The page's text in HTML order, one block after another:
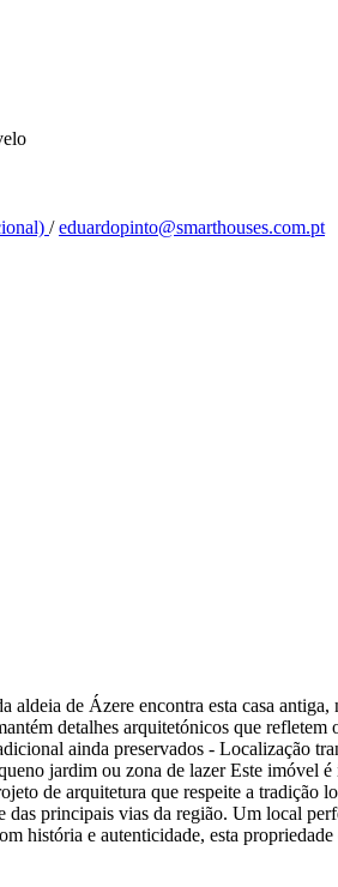
/eduardopinto@smarthouses.com.pt
aldeia de Ázere encontra esta casa
detalhes arquitetónicos que
ainda preservados - Localização
jardim ou zona de lazer Este imóvel
de arquitetura que respeite a
das principais vias da região. Um local
história e autenticidade, esta